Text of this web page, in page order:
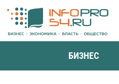
БИЗНЕС